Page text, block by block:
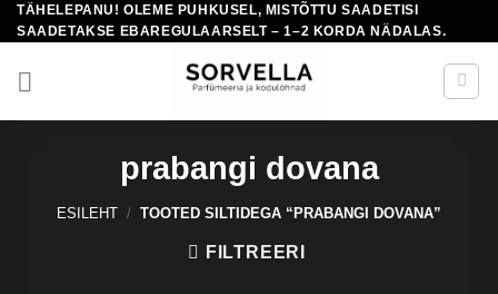
Skip
to
content
TÄHELEPANU! OLEME PUHKUSEL, MISTÕTTU SAADETISI
SAADETAKSE EBAREGULAARSELT – 1–2 KORDA NÄDALAS.
prabangi dovana
ESILEHT / TOOTED SILTIDEGA “PRABANGI DOVANA”
FILTREERI